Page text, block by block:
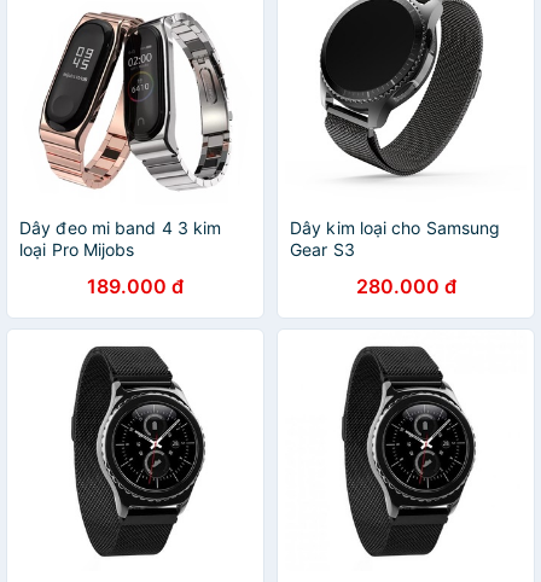
Dây đeo mi band 4 3 kim
loại Pro Mijobs
189.000 đ
Dây kim loại cho Samsung
Gear S3
280.000 đ